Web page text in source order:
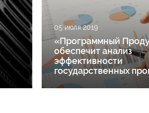
05 июля 2019
«Программный
обеспечит анализ
эффективности
государственных